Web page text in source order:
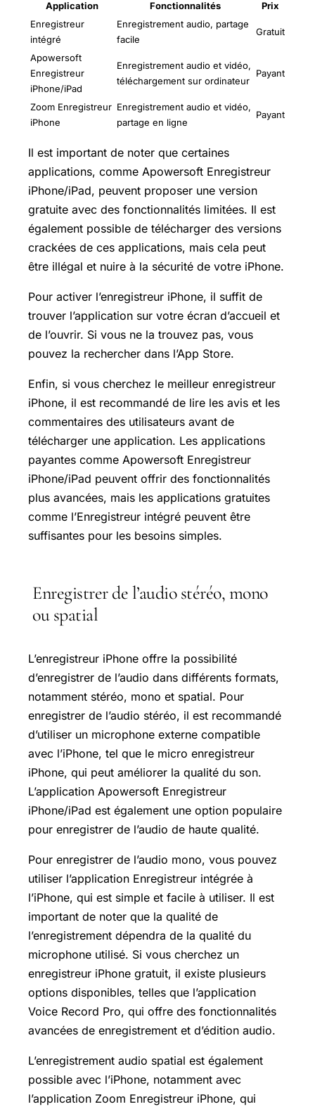
Application Fonctionnalités
Prix
Enregistreur
intégré
Enregistrement audio, partage
facile
Gratuit
Apowersoft
Enregistreur
iPhone/iPad
Enregistrement audio et vidéo,
téléchargement sur ordinateur
Payant
Zoom Enregistreur
iPhone
Enregistrement audio et vidéo,
partage en ligne
Payant
Il est important de noter que certaines
applications, comme Apowersoft Enregistreur
iPhone/iPad, peuvent proposer une version
gratuite avec des fonctionnalités limitées. Il est
également possible de télécharger des versions
crackées de ces applications, mais cela peut
être illégal et nuire à la sécurité de votre iPhone.
Pour activer l’enregistreur iPhone, il suffit de
trouver l’application sur votre écran d’accueil et
de l’ouvrir. Si vous ne la trouvez pas, vous
pouvez la rechercher dans l’App Store.
Enfin, si vous cherchez le meilleur enregistreur
iPhone, il est recommandé de lire les avis et les
commentaires des utilisateurs avant de
télécharger une application. Les applications
payantes comme Apowersoft Enregistreur
iPhone/iPad peuvent offrir des fonctionnalités
plus avancées, mais les applications gratuites
comme l’Enregistreur intégré peuvent être
suffisantes pour les besoins simples.
Enregistrer de l’audio stéréo, mono
ou spatial
L’enregistreur iPhone offre la possibilité
d’enregistrer de l’audio dans différents formats,
notamment stéréo, mono et spatial. Pour
enregistrer de l’audio stéréo, il est recommandé
d’utiliser un microphone externe compatible
avec l’iPhone, tel que le micro enregistreur
iPhone, qui peut améliorer la qualité du son.
L’application Apowersoft Enregistreur
iPhone/iPad est également une option populaire
pour enregistrer de l’audio de haute qualité.
Pour enregistrer de l’audio mono, vous pouvez
utiliser l’application Enregistreur intégrée à
l’iPhone, qui est simple et facile à utiliser. Il est
important de noter que la qualité de
l’enregistrement dépendra de la qualité du
microphone utilisé. Si vous cherchez un
enregistreur iPhone gratuit, il existe plusieurs
options disponibles, telles que l’application
Voice Record Pro, qui offre des fonctionnalités
avancées de enregistrement et d’édition audio.
L’enregistrement audio spatial est également
possible avec l’iPhone, notamment avec
l’application Zoom Enregistreur iPhone, qui